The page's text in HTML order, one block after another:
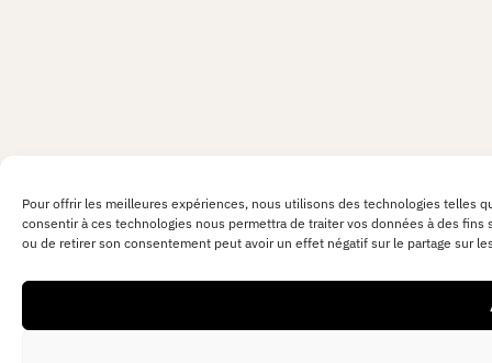
Pour offrir les meilleures expériences, nous utilisons des technologies telles
consentir à ces technologies nous permettra de traiter vos données à des
ou de retirer son consentement peut avoir un effet négatif sur le partage sur